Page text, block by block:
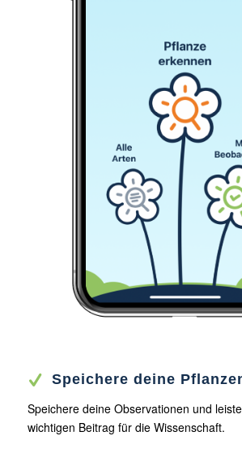
Speichere deine
Speichere deine Observationen und
wichtigen Beitrag für die Wissenschaft.